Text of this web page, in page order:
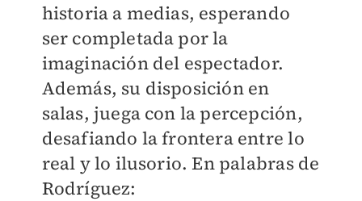
historia a medias, esperando
ser completada por la
imaginación del espectador.
Además, su disposición en
salas, juega con la percepción,
desafiando la frontera entre lo
real y lo ilusorio. En palabras de
Rodríguez: